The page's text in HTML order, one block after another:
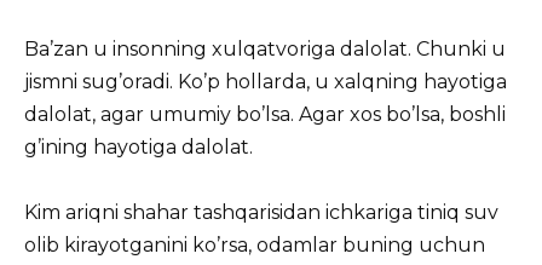
Ba’zan u insonning xulqatvoriga dalolat. Chunki u
jismni sug’oradi. Ko’p hollarda, u xalqning hayotiga
dalolat, agar umumiy bo’lsa. Agar xos bo’lsa, boshli
g’ining hayotiga dalolat.
Kim ariqni shahar tashqarisidan ichkariga tiniq suv
olib kirayotganini ko’rsa, odamlar buning uchun